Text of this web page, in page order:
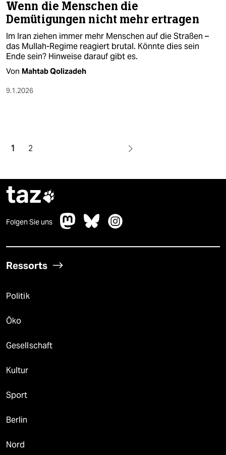
Wenn die Menschen die
Demütigungen nicht mehr ertragen
Im Iran ziehen immer mehr Menschen auf die Straßen –
das Mullah-Regime reagiert brutal. Könnte dies sein
Ende sein? Hinweise darauf gibt es.
Von Mahtab Qolizadeh
9.1.2026
1 2
taz
Folgen Sie uns
Ressorts
Politik
Öko
Gesellschaft
Kultur
Sport
Berlin
Nord